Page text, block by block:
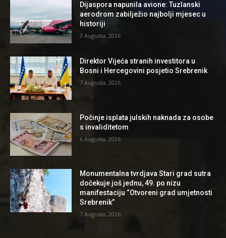
Dijaspora napunila avione: Tuzlanski
aerodrom zabilježio najbolji mjesec u
historiji
3 Augusta, 2026
Direktor Vijeća stranih investitora u
Bosni i Hercegovini posjetio Srebrenik
7 Augusta, 2026
Počinje isplata julskih naknada za osobe
s invaliditetom
6 Augusta, 2026
Monumentalna tvrdjava Stari grad sutra
dočekuje još jednu, 49. po nizu
manifestaciju “Otvoreni grad umjetnosti
Srebrenik”
7 Augusta, 2026